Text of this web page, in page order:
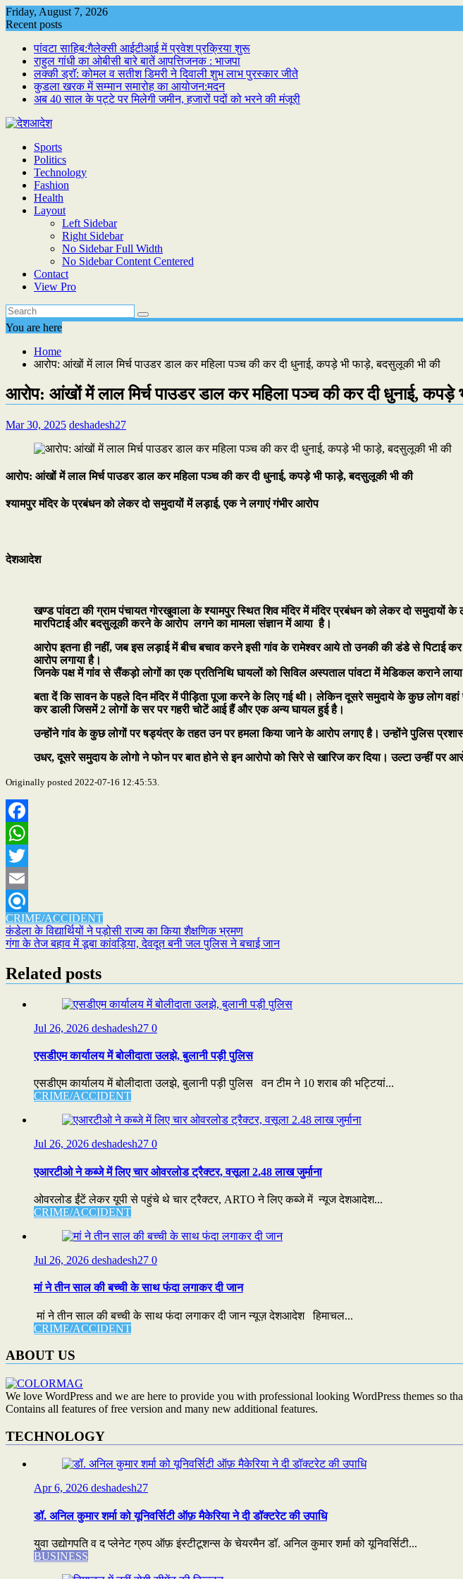
Skip
to
Friday, August 7, 2026
Recent posts
पांवटा साहिब:गैलेक्सी आईटीआई में प्रवेश प्रक्रिया शुरू
राहुल गांधी का ओबीसी बारे बातें आपत्तिजनक : भाजपा
लक्की ड्राॅ: कोमल व सतीश डिमरी ने दिवाली शुभ लाभ पुरस्कार जीते
कुडला खरक में सम्मान समारोह का आयोजन:मदन
अब 40 साल के पट्टे पर मिलेगी जमीन, हजारों पदों को भरने की मंजूरी
Sports
Politics
Technology
Fashion
Health
Layout
Left Sidebar
Right Sidebar
No Sidebar Full Width
No Sidebar Content Centered
Contact
View Pro
You are here
Home
आरोप: आंखों में लाल मिर्च पाउडर डाल कर महिला पञ्च की कर दी धुनाई, कपड़े भी फाड़े, बदसुलूकी भी की
आरोप: आंखों में लाल मिर्च पाउडर डाल कर महिला पञ्च की कर दी धुनाई, कपड़े
Mar 30, 2025 deshadesh27
आरोप: आंखों में लाल मिर्च पाउडर डाल कर महिला पञ्च की कर दी धुनाई, कपड़े भी फाड़े, बदसुलूकी भी की
श्यामपुर मंदिर के प्रबंधन को लेकर दो समुदायों में लड़ाई, एक ने लगाएं गंभीर आरोप
देशआदेश
खण्ड पांवटा की ग्राम पंचायत गोरखुवाला के श्यामपुर स्थित शिव मंदिर में मंदिर प्रबंधन को लेकर दो
मारपिटाई और बदसुलूकी करने के आरोप लगने का मामला संज्ञान में आया है।
आरोप इतना ही नहीं, जब इस लड़ाई में बीच बचाव करने इसी गांव के रामेश्वर आये तो उनकी की डंडे से
आरोप लगाया है।
जिनके पक्ष में गांव से सैंकड़ो लोगों का एक प्रतिनिथि घायलों को सिविल अस्पताल पांवटा में मेडिकल कराने
बता दें कि सावन के पहले दिन मंदिर में पीड़िता पूजा करने के लिए गई थी। लेकिन दूसरे समुदाये के कुछ लोग
कर डाली जिसमें 2 लोगों के सर पर गहरी चोटें आई हैं और एक अन्य घायल हुई है।
उन्होंने गांव के कुछ लोगों पर षड्यंत्र के तहत उन पर हमला किया जाने के आरोप लगाए है। उन्होंने पुलिस
उधर, दूसरे समुदाय के लोगो ने फोन पर बात होने से इन आरोपो को सिरे से खारिज कर दिया। उल्टा उन्हीं पर
Originally posted 2022-07-16 12:45:53.
Facebook
WhatsApp
Twitter
Email
Refind
CRIME/ACCIDENT
Post
navigation
कंडेला के विद्यार्थियों ने पड़ोसी राज्य का किया शैक्षणिक भ्रमण
गंगा के तेज बहाव में डूबा कांवड़िया, देवदूत बनी जल पुलिस ने बचाई जान
Related posts
Jul 26, 2026 deshadesh27 0
एसडीएम कार्यालय में बोलीदाता उलझे, बुलानी पड़ी पुलिस
एसडीएम कार्यालय में बोलीदाता उलझे, बुलानी पड़ी पुलिस वन टीम ने 10 शराब की भट्टियां...
CRIME/ACCIDENT
Jul 26, 2026 deshadesh27 0
एआरटीओ ने कब्जे में लिए चार ओवरलोड ट्रैक्टर, वसूला 2.48 लाख जुर्माना
ओवरलोड ईंटें लेकर यूपी से पहुंचे थे चार ट्रैक्टर, ARTO ने लिए कब्जे में न्यूज देशआदेश...
CRIME/ACCIDENT
Jul 26, 2026 deshadesh27 0
मां ने तीन साल की बच्ची के साथ फंदा लगाकर दी जान
मां ने तीन साल की बच्ची के साथ फंदा लगाकर दी जान न्यूज़ देशआदेश हिमाचल...
CRIME/ACCIDENT
ABOUT US
We love WordPress and we are here to provide you with professional looking WordPress themes so
Contains all features of free version and many new additional features.
TECHNOLOGY
Apr 6, 2026 deshadesh27
डॉ. अनिल कुमार शर्मा को यूनिवर्सिटी ऑफ़ मैकेरिया ने दी डॉक्टरेट की उपाधि
युवा उद्योगपति व द प्लेनेट ग्रुप ऑफ़ इंस्टीटूशन्स के चेयरमैन डॉ. अनिल कुमार शर्मा को यूनिवर्सिटी...
BUSINESS